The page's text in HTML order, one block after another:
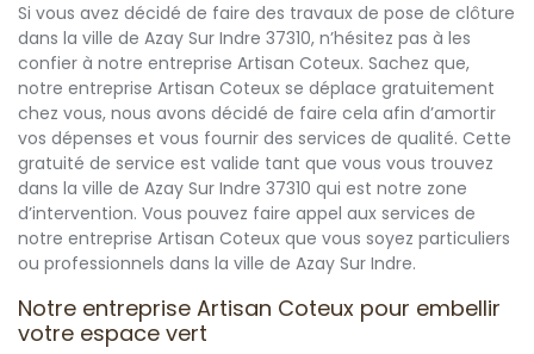
Si vous avez décidé de faire des travaux de pose de clôture
dans la ville de Azay Sur Indre 37310, n’hésitez pas à les
confier à notre entreprise Artisan Coteux. Sachez que,
notre entreprise Artisan Coteux se déplace gratuitement
chez vous, nous avons décidé de faire cela afin d’amortir
vos dépenses et vous fournir des services de qualité. Cette
gratuité de service est valide tant que vous vous trouvez
dans la ville de Azay Sur Indre 37310 qui est notre zone
d’intervention. Vous pouvez faire appel aux services de
notre entreprise Artisan Coteux que vous soyez particuliers
ou professionnels dans la ville de Azay Sur Indre.
Notre entreprise Artisan Coteux pour embellir
votre espace vert